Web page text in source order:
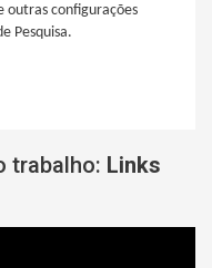
outras configurações
Pesquisa.
trabalho: Links